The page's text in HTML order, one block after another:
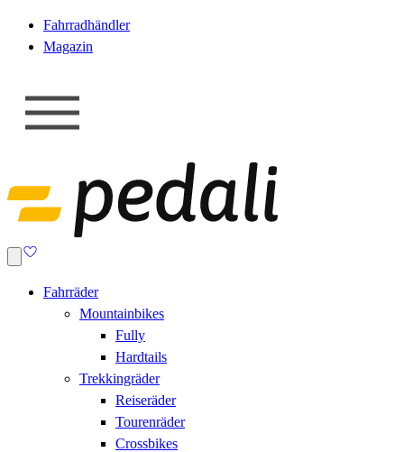
Fahrradhändler
Magazin
Fahrräder
Mountainbikes
Fully
Hardtails
Trekkingräder
Reiseräder
Tourenräder
Crossbikes